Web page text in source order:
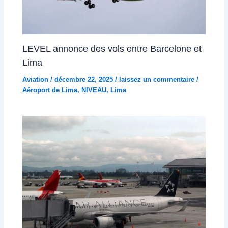
LEVEL annonce des vols entre Barcelone et
Lima
Aviation /décembre 22, 2025/ laissez un commentaire /
Aéroport de Lima, NIVEAU, Lima